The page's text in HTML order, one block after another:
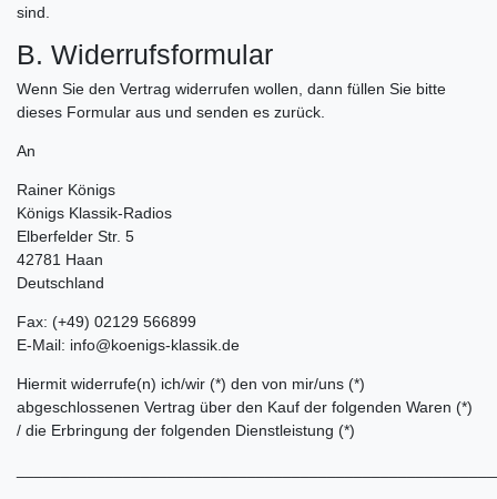
sind.
B. Widerrufsformular
Wenn Sie den Vertrag widerrufen wollen, dann füllen Sie bitte
dieses Formular aus und senden es zurück.
An
Rainer Königs
Königs Klassik-Radios
Elberfelder Str. 5
42781 Haan
Deutschland
Fax: (+49) 02129 566899
E-Mail: info@koenigs-klassik.de
Hiermit widerrufe(n) ich/wir (*) den von mir/uns (*)
abgeschlossenen Vertrag über den Kauf der folgenden Waren (*)
/ die Erbringung der folgenden Dienstleistung (*)